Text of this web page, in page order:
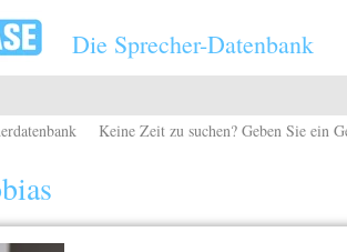
Die Sprecher-Datenbank
Keine Zeit zu suchen? Geben Sie ein